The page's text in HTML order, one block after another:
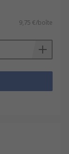
9,75 €/boîte